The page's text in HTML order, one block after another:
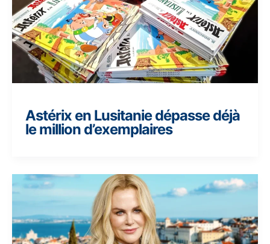
Astérix en Lusitanie dépasse déjà
le million d’exemplaires